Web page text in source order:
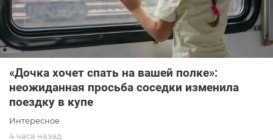
«Дочка хочет спать на вашей полке»:
неожиданная просьба соседки изменила
поездку в купе
Интересное
4 часа назад